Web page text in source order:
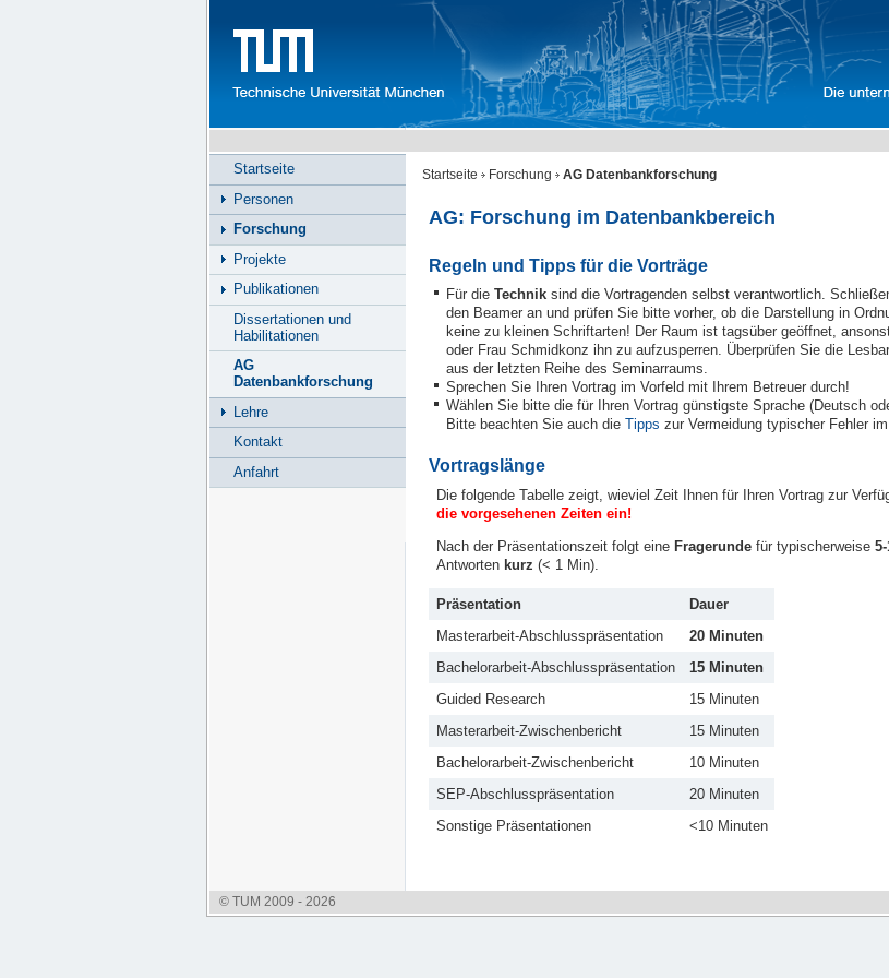
Startseite Forschung AG Datenbankforschung
AG: Forschung im Datenbankbereich
Regeln und Tipps für die Vorträge
Für dieTechnik sind die Vortragenden selbst verantwortlich.
den Beamer an und prüfen Sie bitte vorher, ob die Darstellung in
keine zu kleinen Schriftarten! Der Raum ist tagsüber geöffnet,
oder Frau Schmidkonz ihn zu aufzusperren. Überprüfen Sie die
aus der letzten Reihe des Seminarraums.
Sprechen Sie Ihren Vortrag im Vorfeld mit Ihrem Betreuer durch!
Wählen Sie bitte die für Ihren Vortrag günstigste Sprache (Deutsch
Bitte beachten Sie auch dieTipps zur Vermeidung typischer Fehler
Vortragslänge
Die folgende Tabelle zeigt, wieviel Zeit Ihnen für Ihren Vortrag zur
die vorgesehenen Zeiten ein!
Nach der Präsentationszeit folgt eine Fragerundefür typischerweise
Antworten kurz (< 1 Min).
Präsentation
Dauer
Masterarbeit-Abschlusspräsentation
20 Minuten
Bachelorarbeit-Abschlusspräsentation
15 Minuten
Guided Research
15 Minuten
Masterarbeit-Zwischenbericht
15 Minuten
Bachelorarbeit-Zwischenbericht
10 Minuten
SEP-Abschlusspräsentation
20 Minuten
Sonstige Präsentationen
<10 Minuten
Startseite
Personen
Forschung
Projekte
Publikationen
Dissertationen und
Habilitationen
AG
Datenbankforschung
Lehre
Kontakt
Anfahrt
© TUM 2009 - 2026